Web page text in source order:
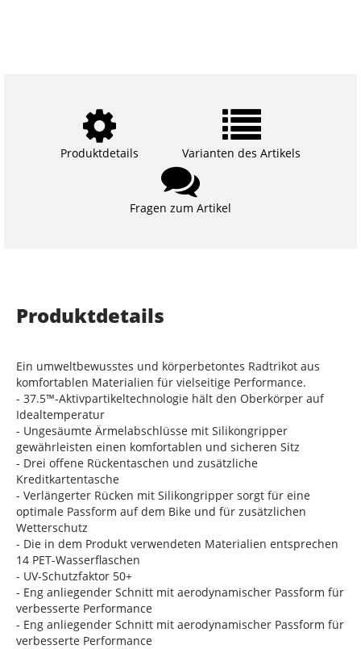
Produktdetails Varianten des Artikels
Fragen zum Artikel
Produktdetails
Ein umweltbewusstes und körperbetontes Radtrikot aus
komfortablen Materialien für vielseitige Performance.
- 37.5™-Aktivpartikeltechnologie hält den Oberkörper auf
Idealtemperatur
- Ungesäumte Ärmelabschlüsse mit Silikongripper
gewährleisten einen komfortablen und sicheren Sitz
- Drei offene Rückentaschen und zusätzliche
Kreditkartentasche
- Verlängerter Rücken mit Silikongripper sorgt für eine
optimale Passform auf dem Bike und für zusätzlichen
Wetterschutz
- Die in dem Produkt verwendeten Materialien entsprechen
14 PET-Wasserflaschen
- UV-Schutzfaktor 50+
- Eng anliegender Schnitt mit aerodynamischer Passform für
verbesserte Performance
- Eng anliegender Schnitt mit aerodynamischer Passform für
verbesserte Performance